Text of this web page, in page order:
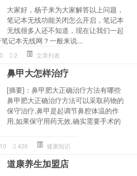
大家好，杨子来为大家解答以上问题，
笔记本无线功能关闭怎么开启，笔记本
无线很多人还不知道，现在让我们一起
记本无线网？一般来说...
0 2 文章列表
鼻甲大怎样治疗
[摘要]：鼻甲肥大正确治疗方法有哪些
鼻甲肥大正确治疗方法可以采取药物的
保守治疗,鼻甲是起调节鼻腔体温的作
用,如果保守用药无效,确实需要手术的
10 426 健康知识
道康养生加盟店